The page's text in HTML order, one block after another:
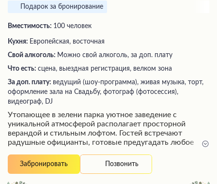
Подарок за бронирование
Вместимость: 100 человек
Кухня: Европейская, восточная
Свой алкоголь: Можно свой алкоголь, за доп. плату
Что есть: сцена, выездная регистрация, велком зона
За доп. плату: ведущий (шоу-программа), живая музыка, торт,
оформление зала на Свадьбу, фотограф (фотосессия),
видеограф, DJ
Утопающее в зелени парка уютное заведение с
уникальной атмосферой располагает просторной
верандой и стильным лофтом. Гостей встречают
радушные официанты, готовые предугадать любое
деликатесов, среди которых выделяются сытные
салаты и аппетитные мясные блюда. Площадки
Забронировать Позвонить